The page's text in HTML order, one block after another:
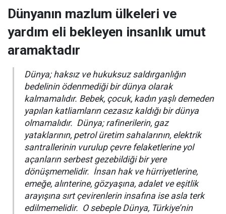
Dünyanın mazlum ülkeleri ve
yardım eli bekleyen insanlık umut
aramaktadır
Dünya; haksız ve hukuksuz saldırganlığın
bedelinin ödenmediği bir dünya olarak
kalmamalıdır. Bebek, çocuk, kadın yaşlı demeden
yapılan katliamların cezasız kaldığı bir dünya
olmamalıdır. Dünya; rafinerilerin, gaz
yataklarının, petrol üretim sahalarının, elektrik
santrallerinin vurulup çevre felaketlerine yol
açanların serbest gezebildiği bir yere
dönüşmemelidir. İnsan hak ve hürriyetlerine,
emeğe, alınterine, gözyaşına, adalet ve eşitlik
arayışına sırt çevirenlerin insafına ise asla terk
edilmemelidir. O sebeple Dünya, Türkiye’nin